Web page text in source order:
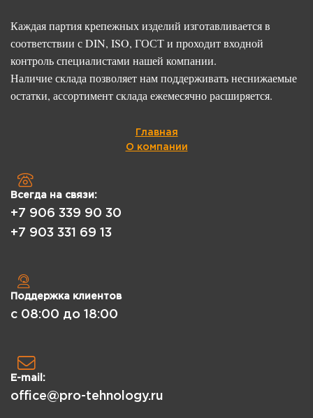
Каждая партия крепежных изделий изготавливается в
соответствии с DIN, ISO, ГОСТ и проходит входной
контроль специалистами нашей компании.
Наличие склада позволяет нам поддерживать неснижаемые
остатки, ассортимент склада ежемесячно расширяется.
Главная
О компании
Всегда на связи:
+7 906 339 90 30
+7 903 331 69 13
Поддержка клиентов
с 08:00 до 18:00
E-mail:
office@pro-tehnology.ru